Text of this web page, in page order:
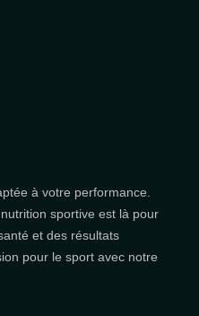
à votre performance.
sportive est là pour
et des résultats
pour le sport avec notre